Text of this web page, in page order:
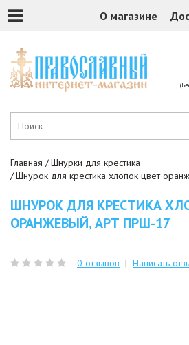
О магазине
Главная
Шнурки для крестика
Шнурок для крестика хлопок цвет
ШНУРОК ДЛЯ КРЕСТИКА
ОРАНЖЕВЫЙ, АРТ ПРШ-17
0 отзывов | Написать